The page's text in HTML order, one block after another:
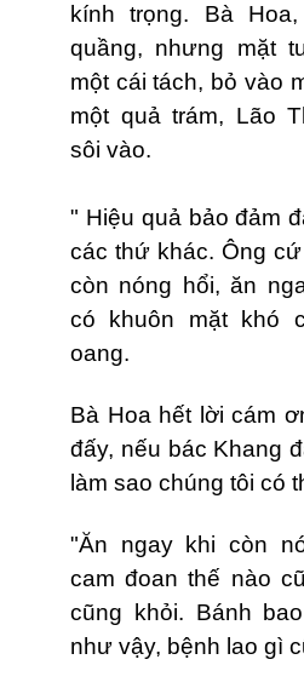
kính trọng. Bà
quầng, nhưng mặt
một cái tách, bỏ vào
một quả trám, Lão
sôi vào.
" Hiệu quả bảo đảm
các thứ khác. Ông
còn nóng hổi, ăn
có khuôn mặt khó
oang.
Bà Hoa hết lời cám
đấy, nếu bác Khang
làm sao chúng tôi có
"Ăn ngay khi còn
cam đoan thế nào
cũng khỏi. Bánh
như vậy, bệnh lao gì